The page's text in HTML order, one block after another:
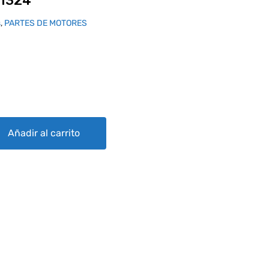
, PARTES DE MOTORES
Añadir al carrito